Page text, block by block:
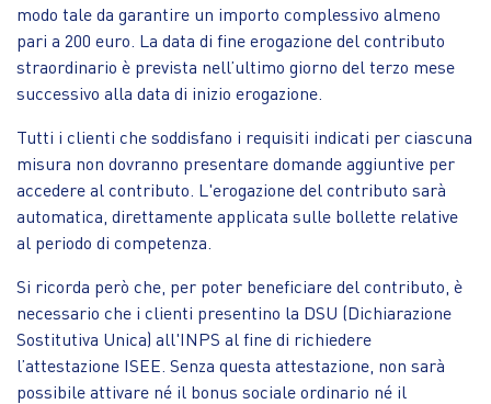
modo tale da garantire un importo complessivo almeno
pari a 200 euro. La data di fine erogazione del contributo
straordinario è prevista nell’ultimo giorno del terzo mese
successivo alla data di inizio erogazione.
Tutti i clienti che soddisfano i requisiti indicati per ciascuna
misura non dovranno presentare domande aggiuntive per
accedere al contributo. L'erogazione del contributo sarà
automatica, direttamente applicata sulle bollette relative
al periodo di competenza.
Si ricorda però che, per poter beneficiare del contributo, è
necessario che i clienti presentino la DSU (Dichiarazione
Sostitutiva Unica) all'INPS al fine di richiedere
l’attestazione ISEE. Senza questa attestazione, non sarà
possibile attivare né il bonus sociale ordinario né il